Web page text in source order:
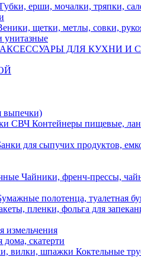
Губки, ерши, мочалки, тряпки,
щетки, метлы, совки,
унитазные
АКСЕССУАРЫ ДЛЯ КУХНИ И
выпечки)
Контейнеры пищевые,
для сыпучих продуктов,
Чайники, френч-прессы,
полотенца, туалетная
пленки, фольга для
измельчения
дома, скатерти
Коктельные